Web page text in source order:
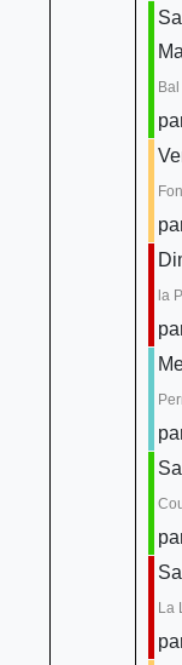
la
La